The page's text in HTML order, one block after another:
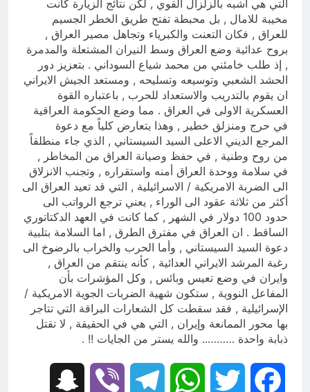
التي هي أشبه بالزلزال القوي , لكن نتائج الزيارة كانت
مخيبة للامال , بل محبطة تفتح طريق الخطر الجسيم
للعراق , فكان التعنت والكبرياء وتجاهل مصير العراق ,
بروح عدائية وضع العراق وسط النيران المشتعلة والمدمرة
, إذ طلب خامئني من محمد شياع السوداني . بتعزيز دور
الحشد الشعبي وتوسيعه وتسليحه , ومستعد الجيش الايراني
ان يقوم بالتدريب والاستعداد للحرب , باعتباره القوة
العسكرية الاولى في العراق . مما وضع الحكومة العراقية
في حرج ومنزلق خطير , وهذا يتعارض كلياً مع دعوة
المرجع الديني الاعلى السيد السيستاني , الذي جاء منطلقاً
من روح وطنية , في حفظ وصيانة العراق من المخاطر ,
في سلامة ووحدة العراق أمنه واستقراره , وتجنب الانزلاق
الى الضربة الامريكية / الاسرائيلية , التي قد تعيد العراق الى
أكثر من ثلاثة عقود الى الوراء , يعني ترجع الرواتب الى
حدود 100 دولار في الشهر , كما كانت في العهد الدكتاتوري
الساقط . ان العراق في مفترق الطرق , اما السلامة بتلبية
دعوة السيد السيستاني , وأما الحرب والخراب بالرضوخ الى
رغبة المرشد الايراني العدائية , كأنه ينتقم من العراق ,
وايران في وضع تعيس وبائس , وكل المؤشرات بأن
المفاعل النووية , ستكون شهية الضربات الجوية الامريكية /
الإسرائيلية , فقد سقطت كل الشعارات البراقة التي تتاجر
بها محور الممانعة وإيران , التي هي في الحقيقة , لا تقتل
ذبابة واحدة ……….. والله يستر من الجايات !! .
Facebook
Twitter
WhatsApp
Telegram
Viber